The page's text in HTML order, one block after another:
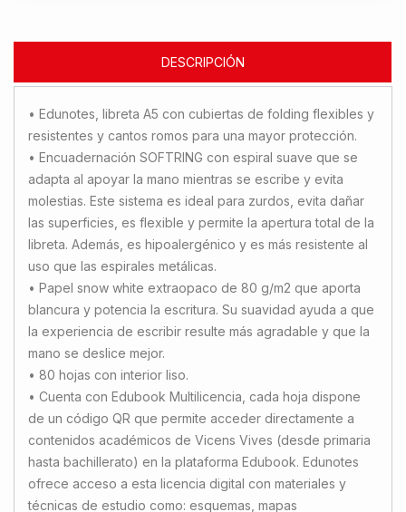
DESCRIPCIÓN
• Edunotes, libreta A5 con cubiertas de folding flexibles y
resistentes y cantos romos para una mayor protección.
• Encuadernación SOFTRING con espiral suave que se
adapta al apoyar la mano mientras se escribe y evita
molestias. Este sistema es ideal para zurdos, evita dañar
las superficies, es flexible y permite la apertura total de la
libreta. Además, es hipoalergénico y es más resistente al
uso que las espirales metálicas.
• Papel snow white extraopaco de 80 g/m2 que aporta
blancura y potencia la escritura. Su suavidad ayuda a que
la experiencia de escribir resulte más agradable y que la
mano se deslice mejor.
• 80 hojas con interior liso.
• Cuenta con Edubook Multilicencia, cada hoja dispone
de un código QR que permite acceder directamente a
contenidos académicos de Vicens Vives (desde primaria
hasta bachillerato) en la plataforma Edubook. Edunotes
ofrece acceso a esta licencia digital con materiales y
técnicas de estudio como: esquemas, mapas